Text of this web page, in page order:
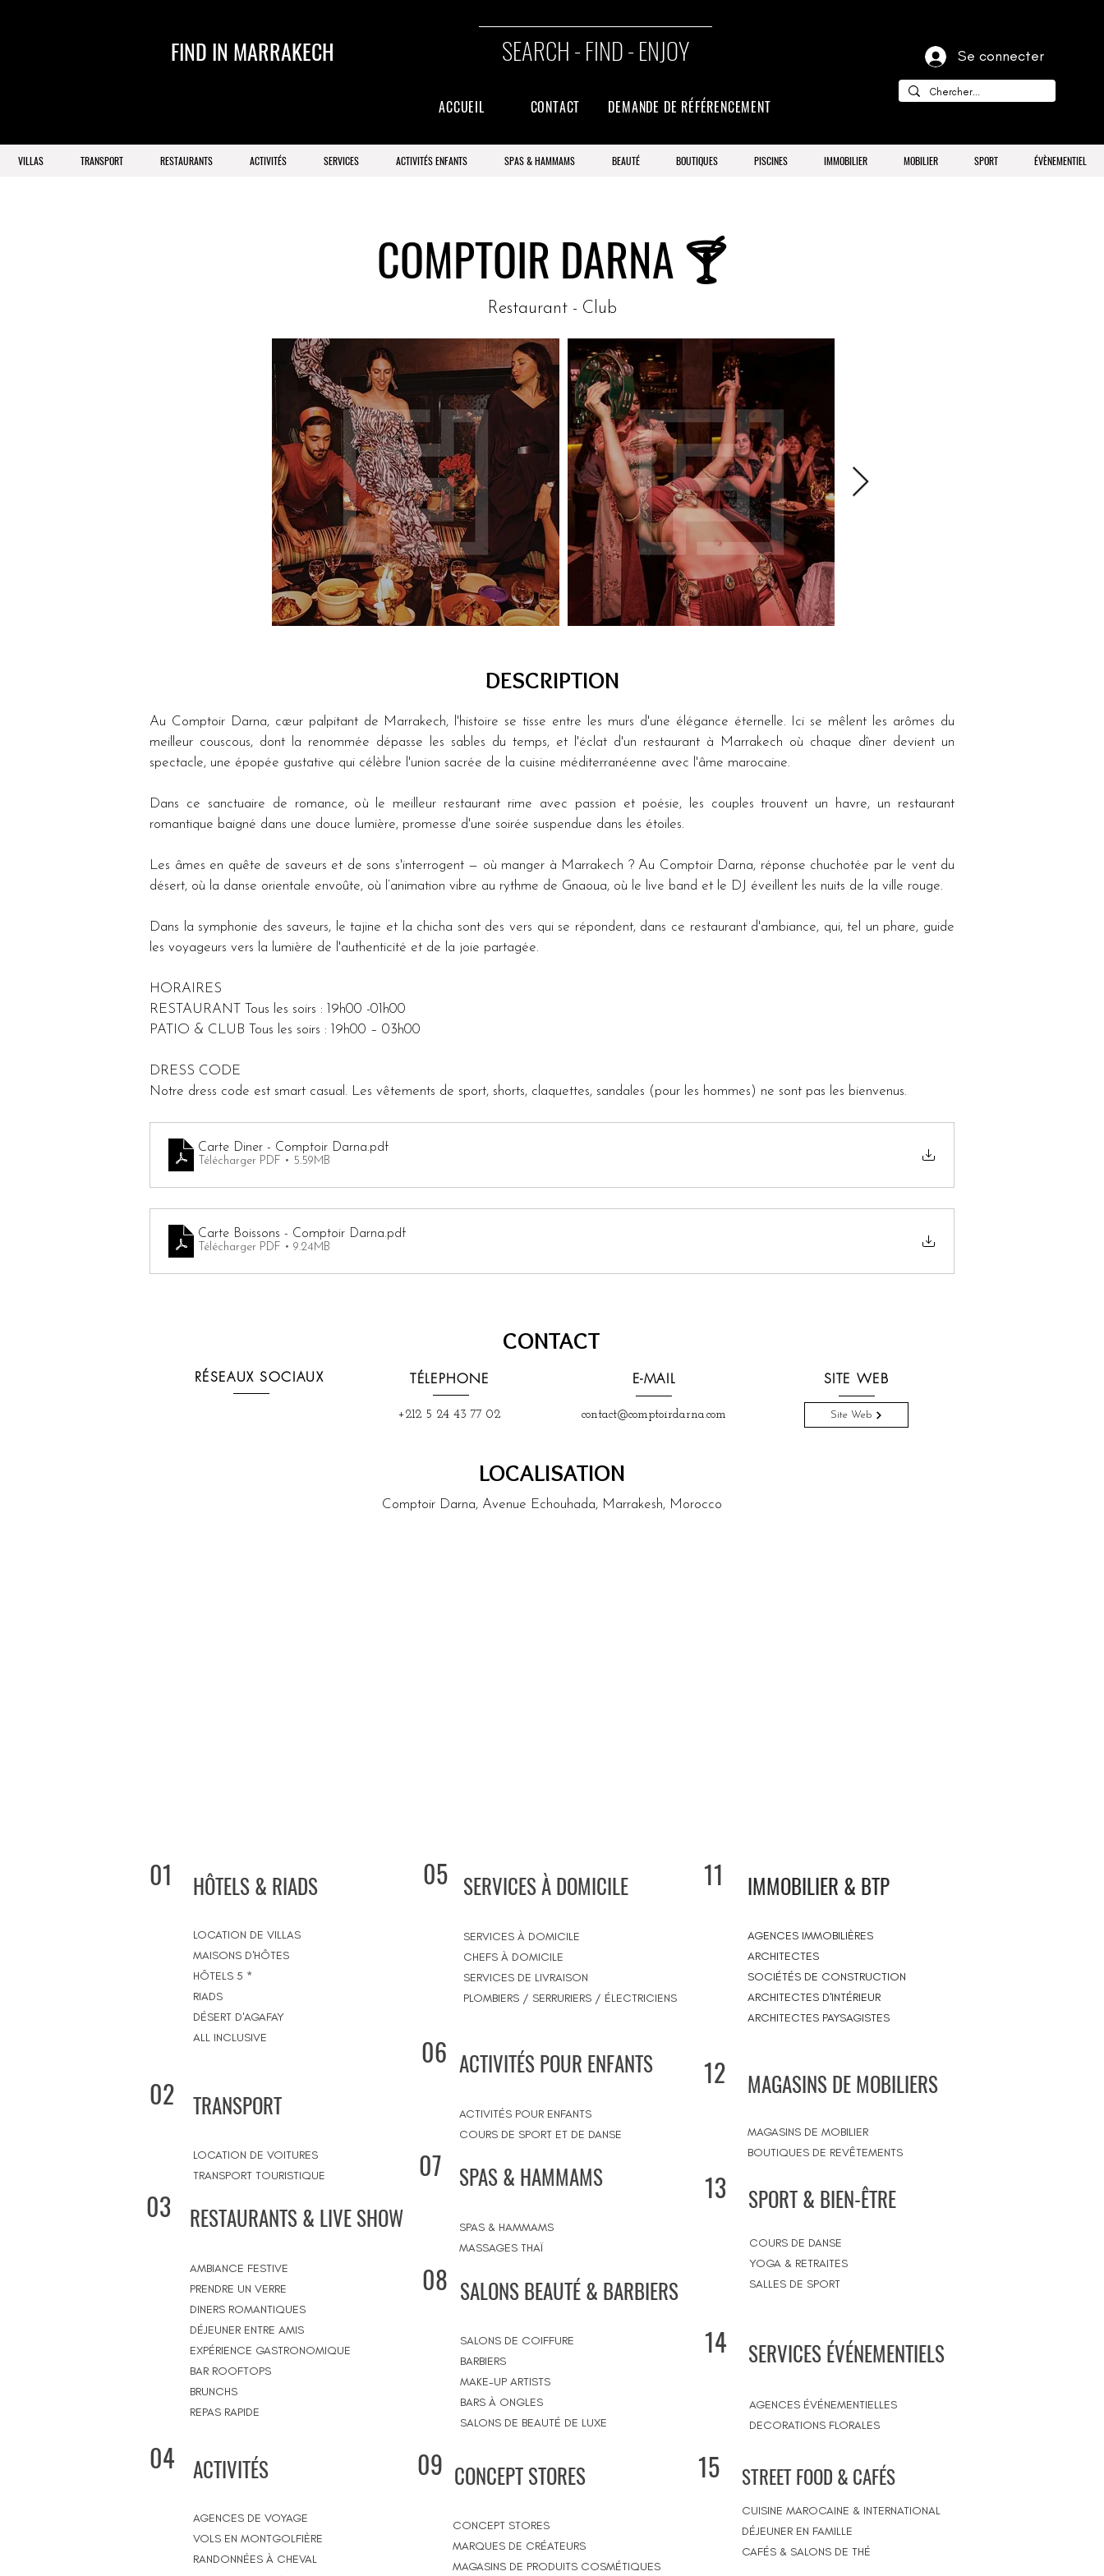
FIND IN MARRAKECH SEARCH - FIND - ENJOY
ACCUEIL CONTACT DEMANDE DE RÉFÉRENCEMENT
Se connecter
VILLAS TRANSPORT RESTAURANTS ACTIVITÉS SERVICES ACTIVITÉS ENFANTS SPAS & HAMMAMS BEAUTÉ BOUTIQUES PISCINES IMMOBILIER MOBILIER SPORT ÉVÈNEMENTIEL
COMPTOIR DARNA 🍸
Restaurant - Club
DESCRIPTION
Au Comptoir Darna, cœur palpitant de Marrakech, l'histoire se tisse entre les murs d'une élégance éternelle. Ici se mêlent les arômes du
meilleur couscous, dont la renommée dépasse les sables du temps, et l'éclat d'un restaurant à Marrakech où chaque dîner devient un
spectacle, une épopée gustative qui célèbre l'union sacrée de la cuisine méditerranéenne avec l'âme marocaine.
Dans ce sanctuaire de romance, où le meilleur restaurant rime avec passion et poésie, les couples trouvent un havre, un restaurant
romantique baigné dans une douce lumière, promesse d'une soirée suspendue dans les étoiles.
Les âmes en quête de saveurs et de sons s'interrogent — où manger à Marrakech ? Au Comptoir Darna, réponse chuchotée par le vent du
désert, où la danse orientale envoûte, où l’animation vibre au rythme de Gnaoua, où le live band et le DJ éveillent les nuits de la ville rouge.
Dans la symphonie des saveurs, le tajine et la chicha sont des vers qui se répondent, dans ce restaurant d'ambiance, qui, tel un phare, guide
les voyageurs vers la lumière de l'authenticité et de la joie partagée.
HORAIRES
RESTAURANT Tous les soirs : 19h00 -01h00
PATIO & CLUB Tous les soirs : 19h00 – 03h00
DRESS CODE
Notre dress code est smart casual. Les vêtements de sport, shorts, claquettes, sandales (pour les hommes) ne sont pas les bienvenus.
Carte Diner - Comptoir Darna.pdf
Télécharger PDF • 5.59MB
Carte Boissons - Comptoir Darna.pdf
Télécharger PDF • 9.24MB
CONTACT
RÉSEAUX SOCIAUX TÉLEPHONE
+212 5 24 43 77 02
E-MAIL
contact@comptoirdarna.com
SITE WEB
Site Web
LOCALISATION
Comptoir Darna, Avenue Echouhada, Marrakesh, Morocco
01 HÔTELS & RIADS
LOCATION DE VILLAS
MAISONS D'HÔTES
HÔTELS 5 *
RIADS
DÉSERT D'AGAFAY
ALL INCLUSIVE
02 TRANSPORT
LOCATION DE VOITURES
TRANSPORT TOURISTIQUE
03 RESTAURANTS & LIVE SHOW
AMBIANCE FESTIVE
PRENDRE UN VERRE
DINERS ROMANTIQUES
DÉJEUNER ENTRE AMIS
EXPÉRIENCE GASTRONOMIQUE
BAR ROOFTOPS
BRUNCHS
REPAS RAPIDE
04 ACTIVITÉS
AGENCES DE VOYAGE
VOLS EN MONTGOLFIÈRE
RANDONNÉES À CHEVAL
05 SERVICES À DOMICILE
SERVICES À DOMICILE
CHEFS À DOMICILE
SERVICES DE LIVRAISON
PLOMBIERS / SERRURIERS / ÉLECTRICIENS
11 IMMOBILIER & BTP
AGENCES IMMOBILIÈRES
ARCHITECTES
SOCIÉTÉS DE CONSTRUCTION
ARCHITECTES D'INTÉRIEUR
ARCHITECTES PAYSAGISTES
06 ACTIVITÉS POUR ENFANTS
ACTIVITÉS POUR ENFANTS
COURS DE SPORT ET DE DANSE
12 MAGASINS DE MOBILIERS
MAGASINS DE MOBILIER
BOUTIQUES DE REVÊTEMENTS
07 SPAS & HAMMAMS
SPAS & HAMMAMS
MASSAGES THAÏ
08 SALONS BEAUTÉ & BARBIERS
SALONS DE COIFFURE
BARBIERS
MAKE-UP ARTISTS
BARS À ONGLES
SALONS DE BEAUTÉ DE LUXE
13 SPORT & BIEN-ÊTRE
COURS DE DANSE
YOGA & RETRAITES
SALLES DE SPORT
14 SERVICES ÉVÉNEMENTIELS
AGENCES ÉVÉNEMENTIELLES
DECORATIONS FLORALES
09 CONCEPT STORES
CONCEPT STORES
MARQUES DE CRÉATEURS
MAGASINS DE PRODUITS COSMÉTIQUES
15 STREET FOOD & CAFÉS
CUISINE MAROCAINE & INTERNATIONAL
DÉJEUNER EN FAMILLE
CAFÉS & SALONS DE THÉ